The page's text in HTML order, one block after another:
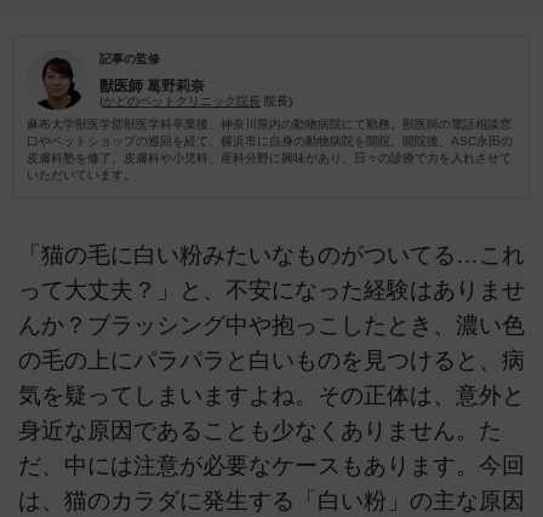
記事の監修
獣医師 葛野莉奈
(かどのペットクリニック院長 院長)
麻布大学獣医学部獣医学科卒業後、神奈川県内の動物病院にて勤務。獣医師の電話相談窓
口やペットショップの巡回を経て、横浜市に自身の動物病院を開院。開院後、ASC永田の
皮膚科塾を修了。皮膚科や小児科、産科分野に興味があり、日々の診療で力を入れさせて
いただいています。
「猫の毛に白い粉みたいなものがついてる…これ
って大丈夫？」と、不安になった経験はありませ
んか？ブラッシング中や抱っこしたとき、濃い色
の毛の上にパラパラと白いものを見つけると、病
気を疑ってしまいますよね。その正体は、意外と
身近な原因であることも少なくありません。た
だ、中には注意が必要なケースもあります。今回
は、猫のカラダに発生する「白い粉」の主な原因